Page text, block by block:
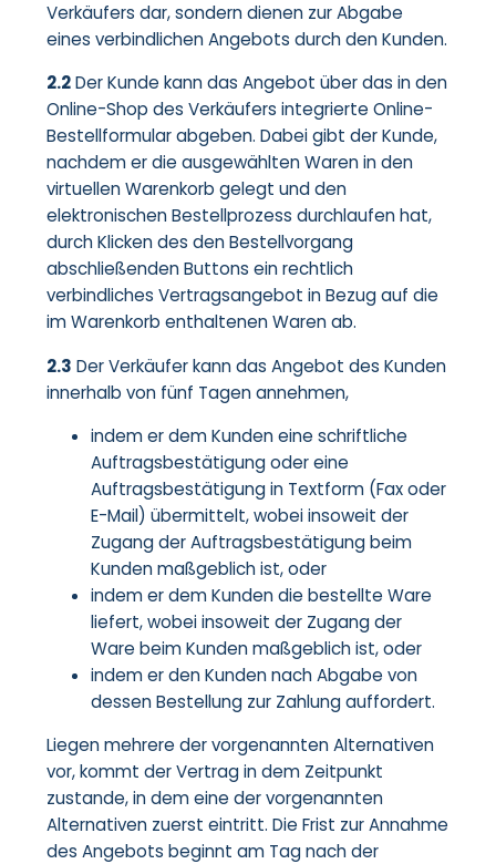
Verkäufers dar, sondern dienen zur Abgabe
eines verbindlichen Angebots durch den Kunden.
2.2Der Kunde kann das Angebot über das in den
Online-Shop des Verkäufers integrierte Online-
Bestellformular abgeben. Dabei gibt der Kunde,
nachdem er die ausgewählten Waren in den
virtuellen Warenkorb gelegt und den
elektronischen Bestellprozess durchlaufen hat,
durch Klicken des den Bestellvorgang
abschließenden Buttons ein rechtlich
verbindliches Vertragsangebot in Bezug auf die
im Warenkorb enthaltenen Waren ab.
2.3 Der Verkäufer kann das Angebot des Kunden
innerhalb von fünf Tagen annehmen,
indem er dem Kunden eine schriftliche
Auftragsbestätigung oder eine
Auftragsbestätigung in Textform (Fax oder
E-Mail) übermittelt, wobei insoweit der
Zugang der Auftragsbestätigung beim
Kunden maßgeblich ist, oder
indem er dem Kunden die bestellte Ware
liefert, wobei insoweit der Zugang der
Ware beim Kunden maßgeblich ist, oder
indem er den Kunden nach Abgabe von
dessen Bestellung zur Zahlung auffordert.
Liegen mehrere der vorgenannten Alternativen
vor, kommt der Vertrag in dem Zeitpunkt
zustande, in dem eine der vorgenannten
Alternativen zuerst eintritt. Die Frist zur Annahme
des Angebots beginnt am Tag nach der